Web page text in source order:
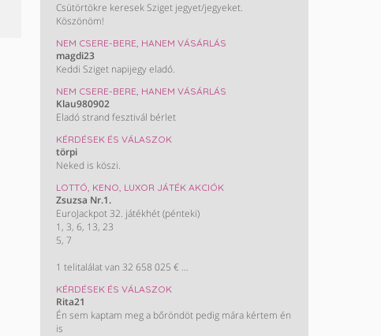
Csütörtökre keresek Sziget jegyet/jegyeket.
Köszönöm!
NEM CSERE-BERE, HANEM VÁSÁRLÁS
magdi23
Keddi Sziget napijegy eladó.
NEM CSERE-BERE, HANEM VÁSÁRLÁS
Klau980902
Eladó strand fesztivál bérlet
KÉRDÉSEK ÉS VÁLASZOK
törpi
Neked is köszi.
LOTTÓ, KENO, LUXOR JÁTÉK AKCIÓK
Zsuzsa Nr.1.
EuroJackpot 32. játékhét (pénteki)
1, 3, 6, 13, 23
5, 7
1 telitalálat van 32 658 025 €
nyertes esetén):
3,6 milliárd Ft
(10 millió €)
KÉRDÉSEK ÉS VÁLASZOK
Rita21
Én sem kaptam meg a bőröndöt pedig mára kértem én
is